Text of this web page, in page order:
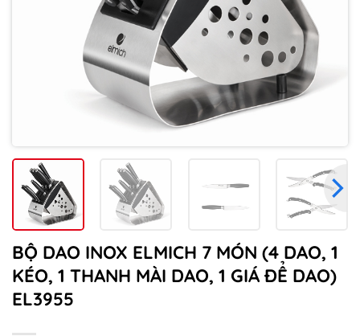
BỘ DAO INOX ELMICH 7 MÓN (4 DAO, 1
KÉO, 1 THANH MÀI DAO, 1 GIÁ ĐỂ DAO)
EL3955